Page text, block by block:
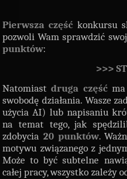
Pierwsza część konkursu
pozwoli Wam sprawdzić
punktów:
>>>
Natomiastdruga część
swobodę działania. Wasze
użycia AI) lub napisaniu
na temat tego, jak
zdobycia 20 punktów.
motywu związanego z
Może to być subtelne
całej pracy, wszystko zależy